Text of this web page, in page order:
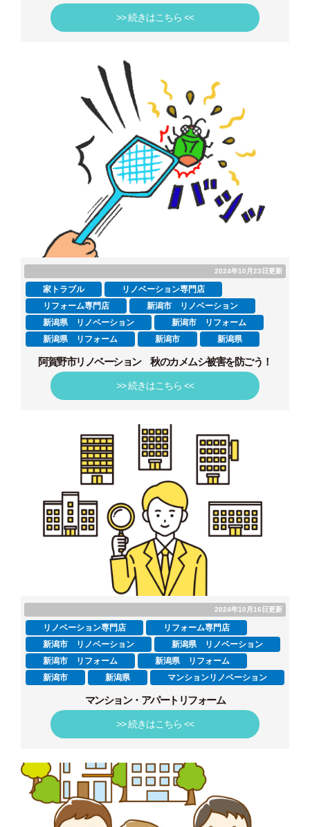
>> 続きはこちら <<
2024年10月23日更新
家トラブル
リノベーション専門店
リフォーム専門店
新潟市 リノベーション
新潟県 リノベーション
新潟市 リフォーム
新潟県 リフォーム
新潟市 新潟県
阿賀野市リノベーション 秋のカメムシ被害を防ごう！
>> 続きはこちら <<
2024年10月16日更新
リノベーション専門店
リフォーム専門店
新潟市 リノベーション
新潟県 リノベーション
新潟市 リフォーム
新潟県 リフォーム
新潟市
新潟県 マンションリノベーション
マンション・アパートリフォーム
>> 続きはこちら <<